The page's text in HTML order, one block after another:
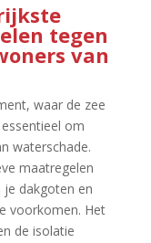
tegen
van
waar de zee
om
waterschade.​
maatregelen
dakgoten en
voorkomen.​ Het
de isolatie